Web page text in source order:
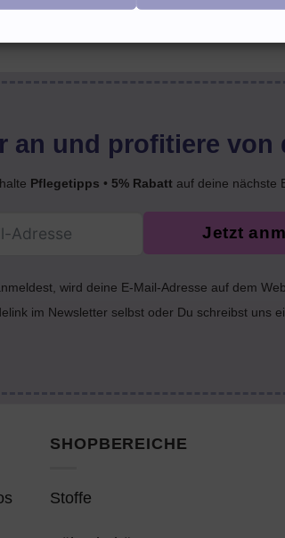
von Herzenfroh
an und profitiere von
Pflegetipps • 5% Rabatt auf deine nächste
Jetzt
wird deine E-Mail-Adresse auf dem
im Newsletter selbst oder Du schreibst uns
SHOPBEREICHE
Stoffe